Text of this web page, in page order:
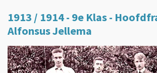
1913 / 1914 - 9e Klas -
Alfonsus Jellema